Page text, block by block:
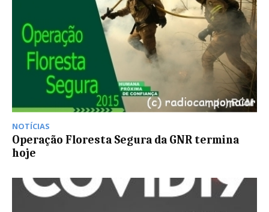
NOTÍCIAS
Operação Floresta Segura da GNR termina
hoje